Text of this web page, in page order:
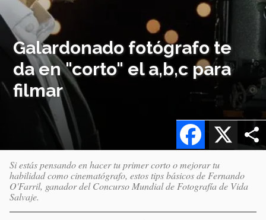
Galardonado fotógrafo te
da en "corto" el a,b,c para
filmar
X
Facebook
Si estás pensando en hacer tu primer corto o mejorar tu
habilidad como cinematógrafo, estos tips básicos de Fernando
O'Farril, ganador del Concurso Mundial de Fotografía de Vida
Salvaje.